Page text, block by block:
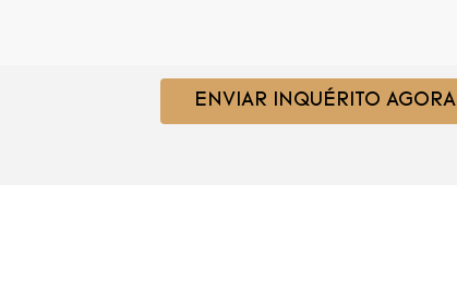
ENVIAR INQUÉRITO AGORA